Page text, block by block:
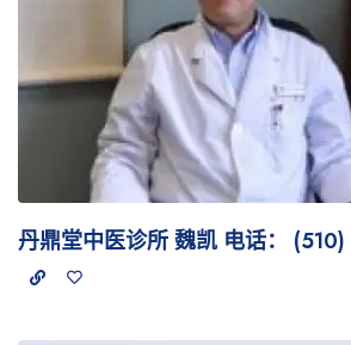
丹鼎堂中医诊所 魏凯 电话：